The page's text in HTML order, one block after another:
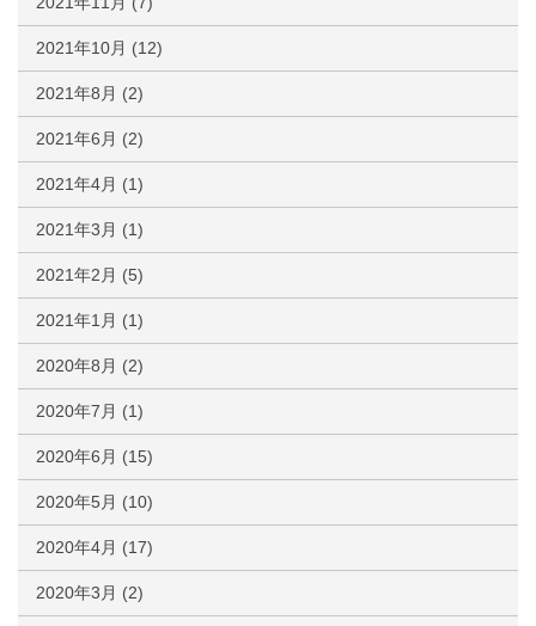
2021年10月 (12)
2021年8月 (2)
2021年6月 (2)
2021年4月 (1)
2021年3月 (1)
2021年2月 (5)
2021年1月 (1)
2020年8月 (2)
2020年7月 (1)
2020年6月 (15)
2020年5月 (10)
2020年4月 (17)
2020年3月 (2)